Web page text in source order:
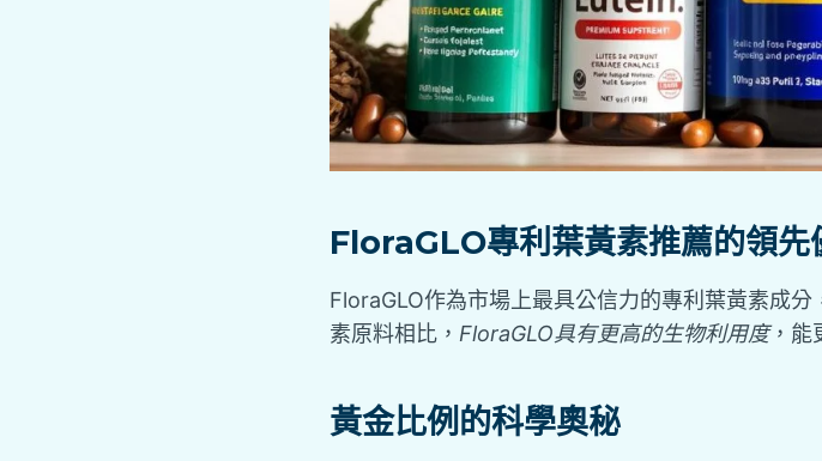
FloraGLO專利葉黃素推薦的領先
FloraGLO作為市場上最具公信力的專利葉黃素成
素原料相比， FloraGLO具有更高的生物利用度，能
黃金比例的科學奧秘